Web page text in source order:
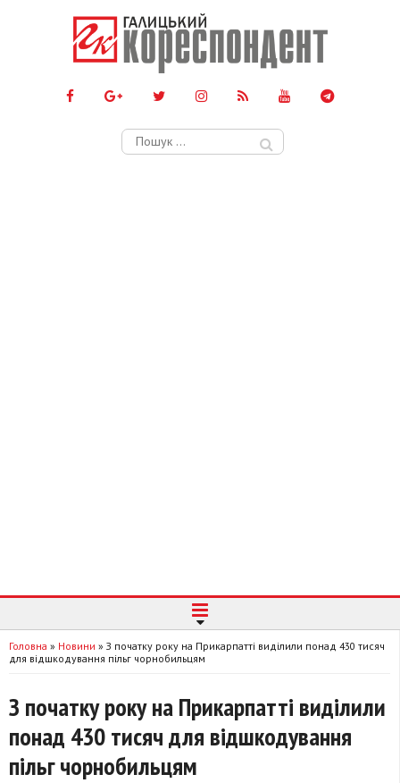
Пошук:
Головна » Новини » З початку року на Прикарпатті виділили понад 430 тисяч
для відшкодування пільг чорнобильцям
З початку року на Прикарпатті виділили
понад 430 тисяч для відшкодування
пільг чорнобильцям